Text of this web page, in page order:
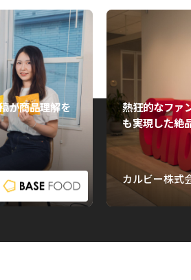
が商品理解を
熱狂的なファ
も実現した絶
カルビー株式